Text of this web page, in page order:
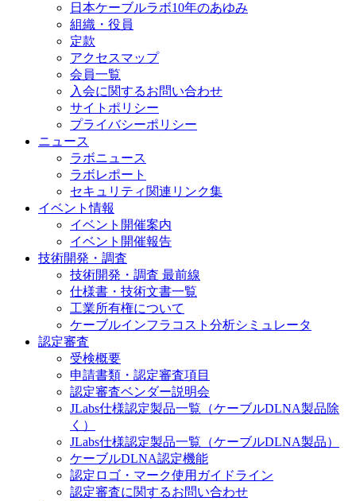
日本ケーブルラボ10年のあゆみ
組織・役員
定款
アクセスマップ
会員一覧
入会に関するお問い合わせ
サイトポリシー
プライバシーポリシー
ニュース
ラボニュース
ラボレポート
セキュリティ関連リンク集
イベント情報
イベント開催案内
イベント開催報告
技術開発・調査
技術開発・調査 最前線
仕様書・技術文書一覧
工業所有権について
ケーブルインフラコスト分析シミュレータ
認定審査
受検概要
申請書類・認定審査項目
認定審査ベンダー説明会
JLabs仕様認定製品一覧（ケーブルDLNA製品除
く）
JLabs仕様認定製品一覧（ケーブルDLNA製品）
ケーブルDLNA認定機能
認定ロゴ・マーク使用ガイドライン
認定審査に関するお問い合わせ